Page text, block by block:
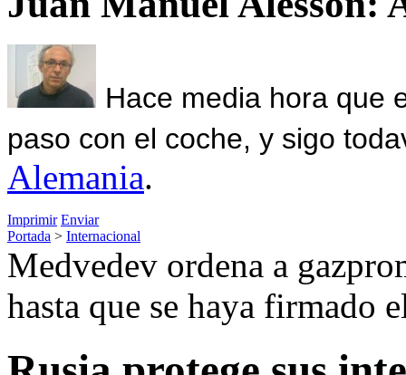
Hace media hora que
paso con el coche, y sigo
Alemania.
Imprimir Enviar
Portada > Internacional
Medvedev ordena a
hasta que se haya firmado